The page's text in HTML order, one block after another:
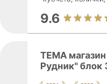
9.6
TEMA
Рудник" блок